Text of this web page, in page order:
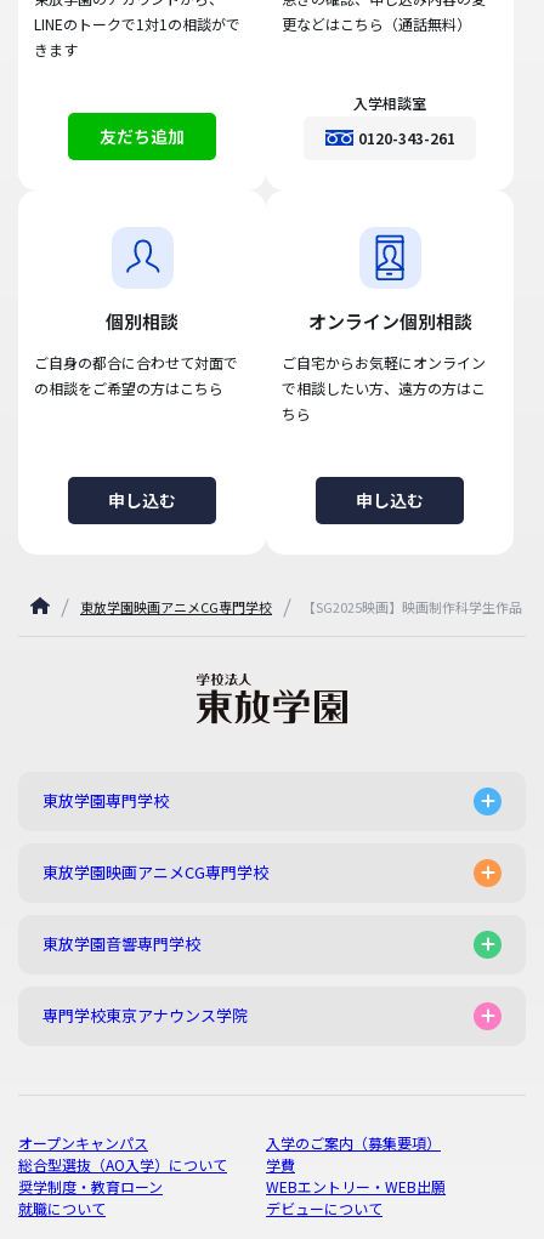
LINEのトークで1対1の相談がで
きます
友だち追加
更などはこちら（通話無料）
入学相談室
0120-343-261
個別相談
ご自身の都合に合わせて対面で
の相談をご希望の方はこちら
申し込む
オンライン個別相談
ご自宅からお気軽にオンライン
で相談したい方、遠方の方はこ
ちら
申し込む
東放学園映画アニメCG専門学校 【SG2025映画】映画制作科学生作品
東放学園専門学校
東放学園映画アニメCG専門学校
東放学園音響専門学校
専門学校東京アナウンス学院
オープンキャンパス
入学のご案内（募集要項）
総合型選抜（AO入学）について
学費
奨学制度・教育ローン
WEBエントリー・WEB出願
就職について
デビューについて